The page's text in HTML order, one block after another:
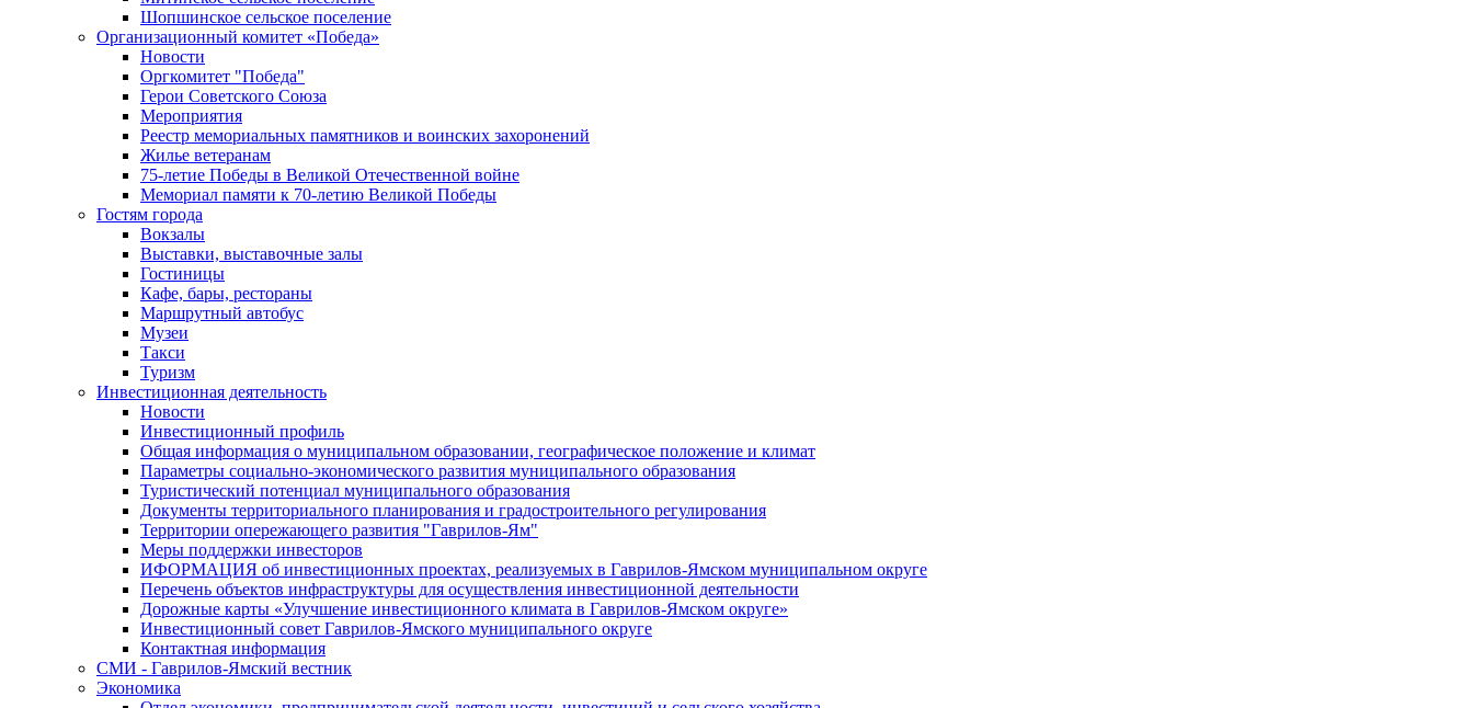
Шопшинское сельское поселение
Организационный комитет «Победа»
Новости
Оргкомитет "Победа"
Герои Советского Союза
Мероприятия
Реестр мемориальных памятников и воинских захоронений
Жилье ветеранам
75-летие Победы в Великой Отечественной войне
Мемориал памяти к 70-летию Великой Победы
Гостям города
Вокзалы
Выставки, выставочные залы
Гостиницы
Кафе, бары, рестораны
Маршрутный автобус
Музеи
Такси
Туризм
Инвестиционная деятельность
Новости
Инвестиционный профиль
Общая информация о муниципальном образовании, географическое положение и климат
Параметры социально-экономического развития муниципального образования
Туристический потенциал муниципального образования
Документы территориального планирования и градостроительного регулирования
Территории опережающего развития "Гаврилов-Ям"
Меры поддержки инвесторов
ИФОРМАЦИЯ об инвестиционных проектах, реализуемых в Гаврилов-Ямском муниципальном округе
Перечень объектов инфраструктуры для осуществления инвестиционной деятельности
Дорожные карты «Улучшение инвестиционного климата в Гаврилов-Ямском округе»
Инвестиционный совет Гаврилов-Ямского муниципального округе
Контактная информация
СМИ - Гаврилов-Ямский вестник
Экономика